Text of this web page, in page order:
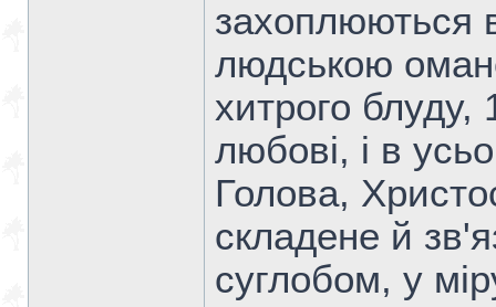
захоплюються
людською
хитрого
любові, і в
Голова,
складене й
суглобом, у